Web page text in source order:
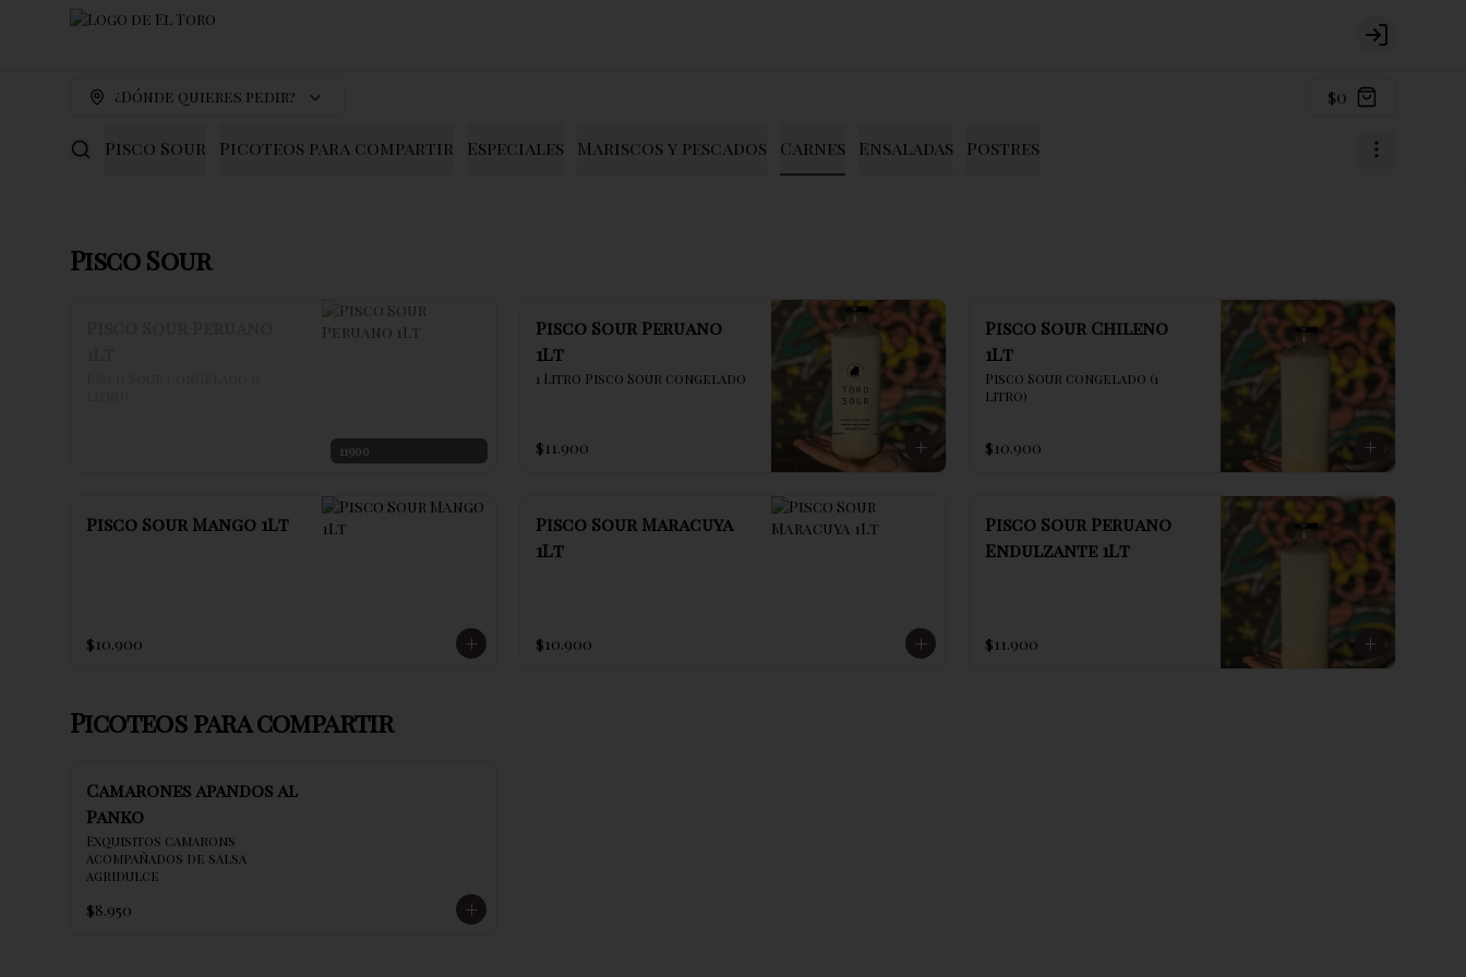
Login
¿Dónde quieres pedir? $0
Pisco Sour Picoteos para compartir Especiales Mariscos y pescados Carnes Ensaladas Postres
Pisco Sour
11900
Pisco Sour Peruano
1Lt
1 Litro Pisco Sour congelado
$11.900
Pisco Sour Chileno
1Lt
Pisco Sour congelado (1
litro)
$10.900
Pisco Sour Mango 1Lt
$10.900
Pisco Sour Maracuya
1Lt
$10.900
Pisco Sour Peruano
Endulzante 1Lt
$11.900
Picoteos para compartir
Camarones apandos al
Panko
Exquisitos camarons
acompañados de salsa
agridulce
$8.950